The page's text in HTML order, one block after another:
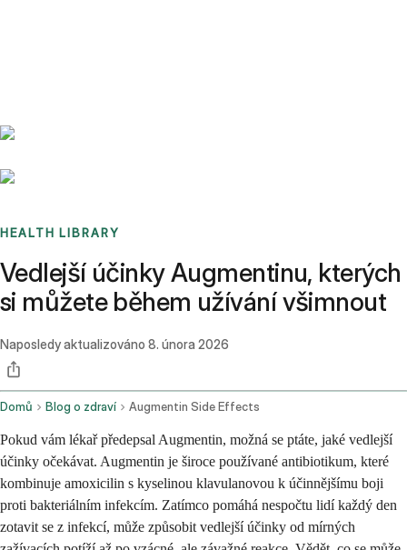
HEALTH LIBRARY
Vedlejší účinky Augmentinu, kterých
si můžete během užívání všimnout
Naposledy aktualizováno 8. února 2026
Domů Blog o zdraví Augmentin Side Effects
Pokud vám lékař předepsal Augmentin, možná se ptáte, jaké vedlejší
účinky očekávat. Augmentin je široce používané antibiotikum, které
kombinuje amoxicilin s kyselinou klavulanovou k účinnějšímu boji
proti bakteriálním infekcím. Zatímco pomáhá nespočtu lidí každý den
zotavit se z infekcí, může způsobit vedlejší účinky od mírných